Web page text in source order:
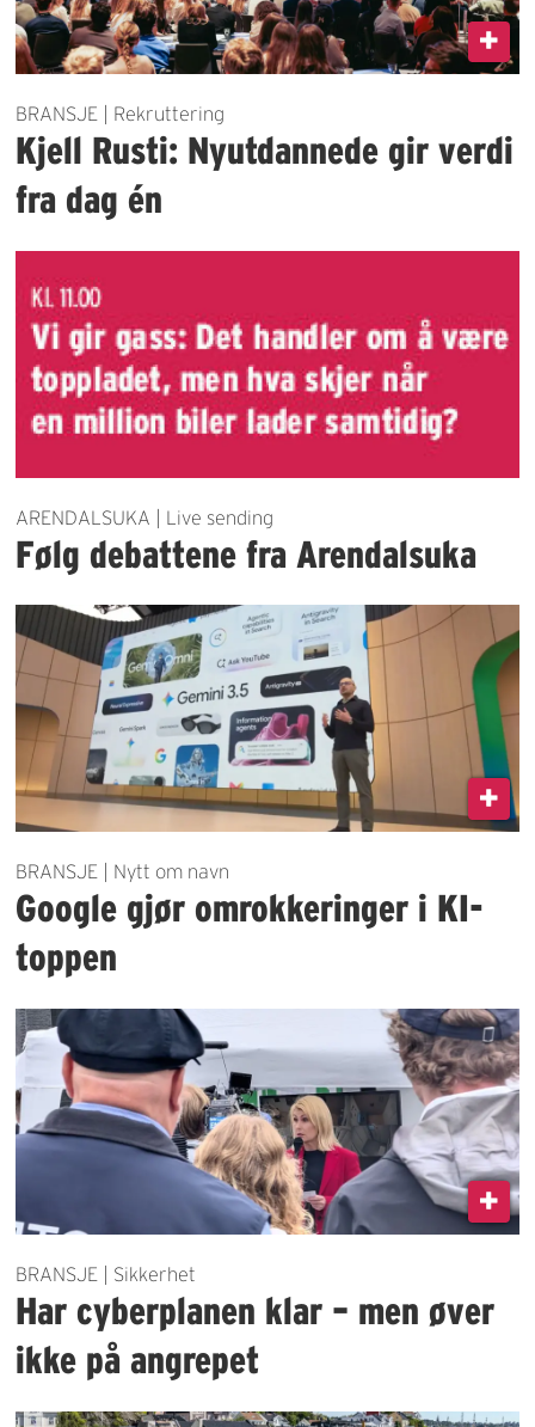
BRANSJE | Rekruttering
Kjell Rusti: Nyutdannede gir verdi
fra dag én
ARENDALSUKA | Live sending
Følg debattene fra Arendalsuka
BRANSJE | Nytt om navn
Google gjør omrokkeringer i KI-
toppen
BRANSJE | Sikkerhet
Har cyberplanen klar – men øver
ikke på angrepet